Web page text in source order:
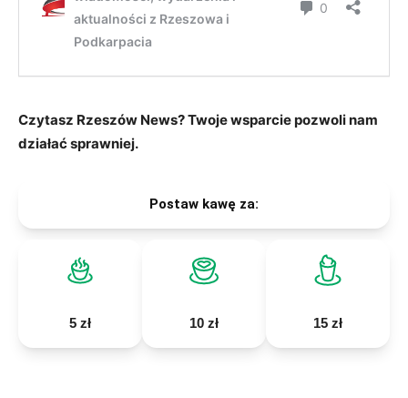
Czytasz Rzeszów News? Twoje wsparcie pozwoli nam
działać sprawniej.
Postaw kawę za:
5 zł 10 zł 15 zł